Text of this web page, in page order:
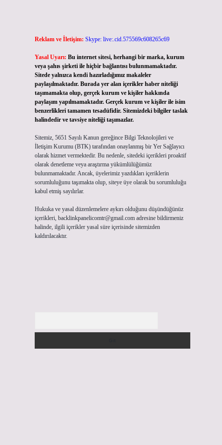
Reklam ve İletişim: Skype: live:.cid.575569c608265c69
Yasal Uyarı: Bu internet sitesi, herhangi bir marka, kurum
veya şahıs şirketi ile hiçbir bağlantısı bulunmamaktadır.
Sitede yalnızca kendi hazırladığımız makaleler
paylaşılmaktadır. Burada yer alan içerikler haber niteliği
taşımamakta olup, gerçek kurum ve kişiler hakkında
paylaşım yapılmamaktadır. Gerçek kurum ve kişiler ile isim
benzerlikleri tamamen tesadüfidir. Sitemizdeki bilgiler taslak
halindedir ve tavsiye niteliği taşımazlar.
Sitemiz, 5651 Sayılı Kanun gereğince Bilgi Teknolojileri ve
İletişim Kurumu (BTK) tarafından onaylanmış bir Yer Sağlayıcı
olarak hizmet vermektedir. Bu nedenle, sitedeki içerikleri proaktif
olarak denetleme veya araştırma yükümlülüğümüz
bulunmamaktadır. Ancak, üyelerimiz yazdıkları içeriklerin
sorumluluğunu taşımakta olup, siteye üye olarak bu sorumluluğu
kabul etmiş sayılırlar.
Hukuka ve yasal düzenlemelere aykırı olduğunu düşündüğünüz
içerikleri, backlinkpanelicomtr@gmail.comadresine bildirmeniz
halinde, ilgili içerikler yasal süre içerisinde sitemizden
kaldırılacaktır.